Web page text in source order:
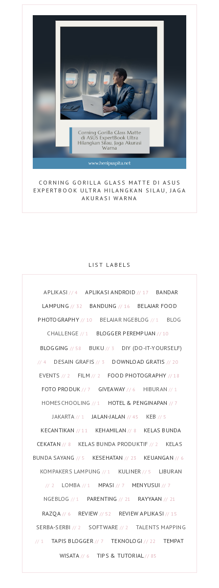
CORNING GORILLA GLASS MATTE DI ASUS
EXPERTBOOK ULTRA HILANGKAN SILAU, JAGA
AKURASI WARNA
LIST LABELS
APLIKASI // 4 APLIKASI ANDROID // 17
BANDAR
LAMPUNG // 32 BANDUNG // 16
BELAJAR FOOD
PHOTOGRAPHY // 10 BELAJAR NGEBLOG // 1
BLOG
CHALLENGE // 1 BLOGGER PEREMPUAN // 10
BLOGGING // 58 BUKU // 3 DIY (DO-IT-YOURSELF)
// 4 DESAIN GRAFIS // 3 DOWNLOAD GRATIS // 20
EVENTS // 2 FILM // 2 FOOD PHOTOGRAPHY // 18
FOTO PRODUK // 7 GIVEAWAY // 6 HIBURAN // 1
HOMESCHOOLING // 1 HOTEL & PENGINAPAN // 7
JAKARTA // 1 JALAN-JALAN // 45 KEB // 5
KECANTIKAN // 11 KEHAMILAN // 8
KELAS BUNDA
CEKATAN // 8 KELAS BUNDA PRODUKTIF // 2
KELAS
BUNDA SAYANG // 5 KESEHATAN // 23 KEUANGAN // 6
KOMPAKERS LAMPUNG // 1 KULINER // 5 LIBURAN
// 2 LOMBA // 1 MPASI // 7 MENYUSUI // 7
NGEBLOG // 1 PARENTING // 21 RAYYAAN // 21
RAZQA // 6 REVIEW // 52 REVIEW APLIKASI // 15
SERBA-SERBI // 2 SOFTWARE // 2 TALENTS MAPPING
// 1 TAPIS BLOGGER // 7 TEKNOLOGI // 22
TEMPAT
WISATA // 6 TIPS & TUTORIAL // 85